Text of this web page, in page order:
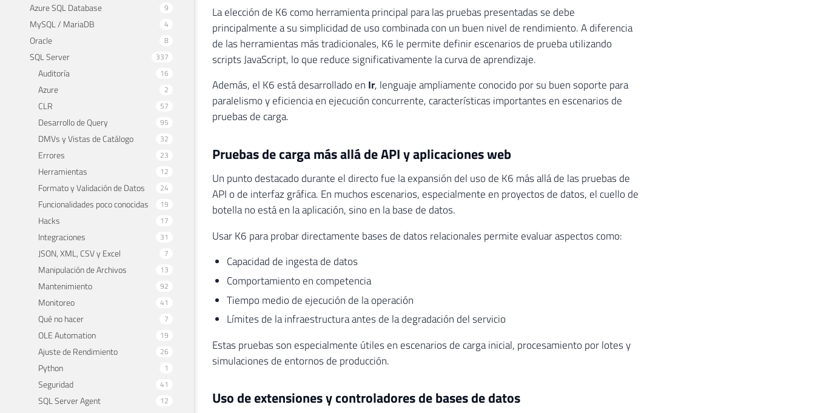
Azure SQL Database 9
MySQL / MariaDB 4
Oracle 8
SQL Server 337
Auditoría 16
Azure 2
CLR 57
Desarrollo de Query 95
DMVs y Vistas de Catálogo 32
Errores 23
Herramientas 12
Formato y Validación de Datos 24
Funcionalidades poco conocidas 19
Hacks 17
Integraciones 31
JSON, XML, CSV y Excel 7
Manipulación de Archivos 13
Mantenimiento 92
Monitoreo 41
Qué no hacer 7
OLE Automation 19
Ajuste de Rendimiento 26
Python 1
Seguridad 41
SQL Server Agent 12
La elección de K6 como herramienta principal para las pruebas presentadas se debe
principalmente a su simplicidad de uso combinada con un buen nivel de rendimiento. A diferencia
de las herramientas más tradicionales, K6 le permite definir escenarios de prueba utilizando
scripts JavaScript, lo que reduce significativamente la curva de aprendizaje.
Además, el K6 está desarrollado en Ir, lenguaje ampliamente conocido por su buen soporte para
paralelismo y eficiencia en ejecución concurrente, características importantes en escenarios de
pruebas de carga.
Pruebas de carga más allá de API y aplicaciones web
Un punto destacado durante el directo fue la expansión del uso de K6 más allá de las pruebas de
API o de interfaz gráfica. En muchos escenarios, especialmente en proyectos de datos, el cuello de
botella no está en la aplicación, sino en la base de datos.
Usar K6 para probar directamente bases de datos relacionales permite evaluar aspectos como:
Capacidad de ingesta de datos
Comportamiento en competencia
Tiempo medio de ejecución de la operación
Límites de la infraestructura antes de la degradación del servicio
Estas pruebas son especialmente útiles en escenarios de carga inicial, procesamiento por lotes y
simulaciones de entornos de producción.
Uso de extensiones y controladores de bases de datos